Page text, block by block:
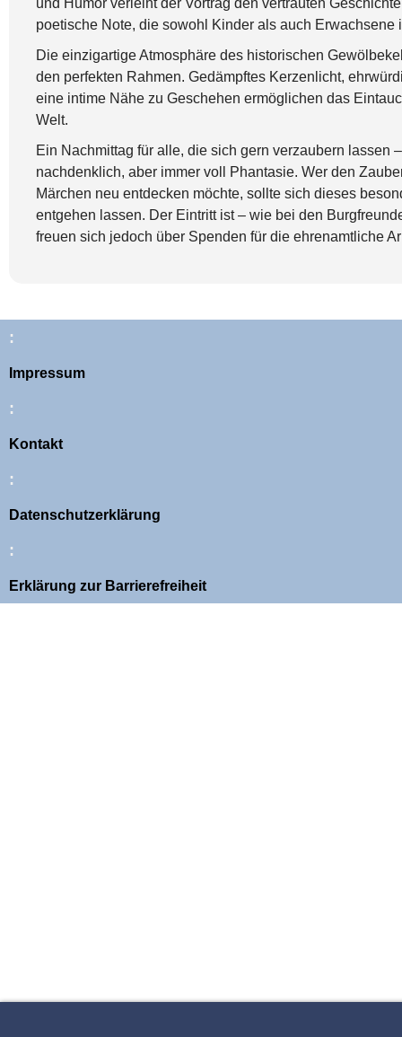
und Humor verleiht der Vortrag den vertrauten
poetische Note, die sowohl Kinder als auch Erwachsene
Die einzigartige Atmosphäre des historischen
den perfekten Rahmen. Gedämpftes Kerzenlicht,
eine intime Nähe zu Geschehen ermöglichen das
Welt.
Ein Nachmittag für alle, die sich gern verzaubern lassen
nachdenklich, aber immer voll Phantasie. Wer den
Märchen neu entdecken möchte, sollte sich dieses
entgehen lassen. Der Eintritt ist – wie bei den
freuen sich jedoch über Spenden für die ehrenamtliche
:
Impressum
:
Kontakt
:
Datenschutzerklärung
:
Erklärung zur Barrierefreiheit